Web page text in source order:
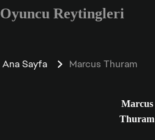
Oyuncu Reytingleri
Ana Sayfa Marcus Thuram
Marcus
Thuram